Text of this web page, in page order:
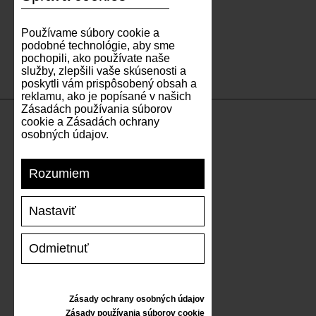
DOPRAVA A PLATBA
VRÁTENIE TOVARU
VEĽKOSTNÁ TABUĽKA
STAROSTLIVOSŤ O TENISKY
DARČEKOVÝ POUKAZ
RECENZIE
INFORMÁCIE
Používame súbory cookie a
podobné technológie, aby sme
pochopili, ako používate naše
služby, zlepšili vaše skúsenosti a
poskytli vám prispôsobený obsah a
reklamu, ako je popísané v našich
Zásadách používania súborov
cookie a Zásadách ochrany
osobných údajov.
Rozumiem
Odmietnuť
Nastaviť
Zásady ochrany osobných údajov
Zásady používania súborov cookie